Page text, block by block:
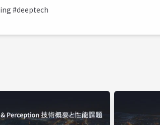
#deeptech